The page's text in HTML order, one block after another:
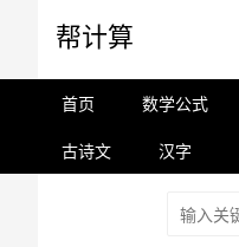
帮计算
首页 数学公式
古诗文
汉字